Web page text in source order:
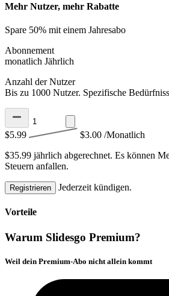
Mehr Nutzer, mehr Rabatte
Spare 50% mit einem Jahresabo
Abonnement
monatlich Jährlich
Anzahl der Nutzer
Bis zu 1000 Nutzer. Spezifische
$5.99 $3.00 /Monatlich
$35.99 jährlich abgerechnet. Es können
Steuern anfallen.
Registrieren Jederzeit kündigen.
Vorteile
Warum Slidesgo Premium?
Weil dein Premium-Abo nicht allein kommt